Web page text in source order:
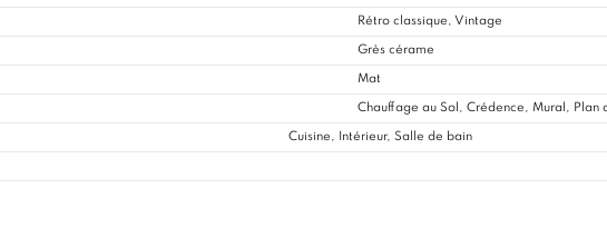
Rétro classique, Vintage
Grès cérame
Mat
Chauffage au Sol, Crédence, Mural, Plan
Cuisine, Intérieur, Salle de bain